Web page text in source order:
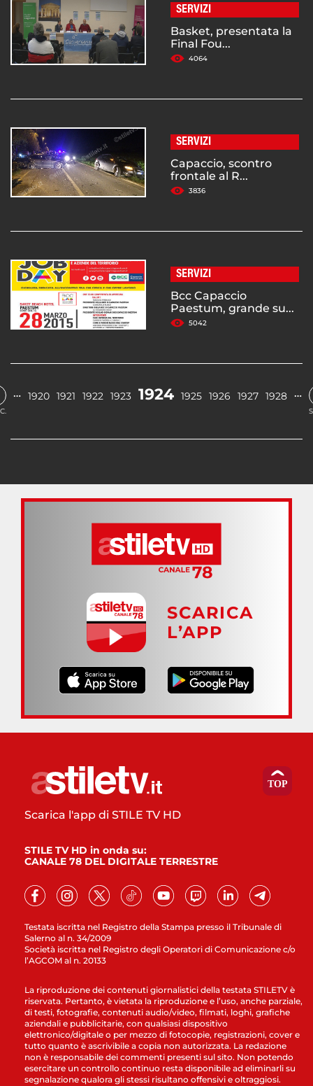
SERVIZI
Basket, presentata la
Final Fou...
4064
SERVIZI
Capaccio, scontro
frontale al R...
3836
SERVIZI
Bcc Capaccio
Paestum, grande su...
5042
… 1920 1921 1922 1923 1924 1925 1926 1927 1928 …
SCARICA
L’APP
Testata iscritta nel Registro della Stampa presso il Tribunale di
Salerno al n. 34/2009
Società iscritta nel Registro degli Operatori di Comunicazione c/o
l’AGCOM al n. 20133
Scarica l'app di STILE TV HD
STILE TV HD in onda su:
CANALE 78 DEL DIGITALE TERRESTRE
La riproduzione dei contenuti giornalistici della testata STILETV è
riservata. Pertanto, è vietata la riproduzione e l’uso, anche parziale,
di testi, fotografie, contenuti audio/video, filmati, loghi, grafiche
aziendali e pubblicitarie, con qualsiasi dispositivo
elettronico/digitale o per mezzo di fotocopie, registrazioni, cover e
tutto quanto è ascrivibile a copia non autorizzata. La redazione
non è responsabile dei commenti presenti sul sito. Non potendo
esercitare un controllo continuo resta disponibile ad eliminarli su
segnalazione qualora gli stessi risultano offensivi e oltraggiosi.